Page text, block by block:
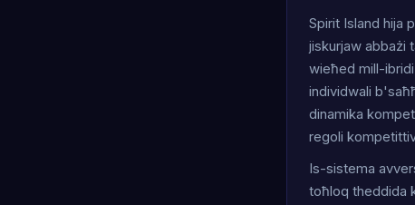
Spirit Island hija
jiskurjaw abbażi
wieħed mill-
individwali
dinamika
regoli
Is-sistema
toħloq theddida